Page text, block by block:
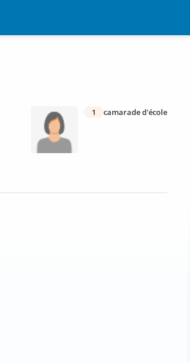
1 camarade d'école